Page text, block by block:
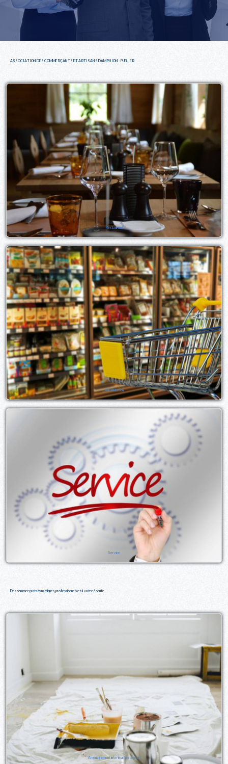
ASSOCIATION DES COMMERÇANTS ET ARTISANS D'AMPHION - PUBLIER
Restaurant
Alimentation
Service
Des commerçants dynamiques, professionnels et à votre écoute
Aménagement intérieur/extérieur